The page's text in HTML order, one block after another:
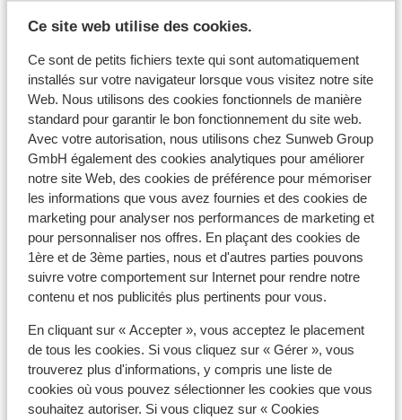
Ce site web utilise des cookies.
Ce sont de petits fichiers texte qui sont automatiquement
installés sur votre navigateur lorsque vous visitez notre site
Web. Nous utilisons des cookies fonctionnels de manière
standard pour garantir le bon fonctionnement du site web.
Avec votre autorisation, nous utilisons chez Sunweb Group
GmbH également des cookies analytiques pour améliorer
notre site Web, des cookies de préférence pour mémoriser
les informations que vous avez fournies et des cookies de
marketing pour analyser nos performances de marketing et
pour personnaliser nos offres. En plaçant des cookies de
1ère et de 3ème parties, nous et d'autres parties pouvons
suivre votre comportement sur Internet pour rendre notre
contenu et nos publicités plus pertinents pour vous.
En cliquant sur « Accepter », vous acceptez le placement
de tous les cookies. Si vous cliquez sur « Gérer », vous
trouverez plus d'informations, y compris une liste de
cookies où vous pouvez sélectionner les cookies que vous
souhaitez autoriser. Si vous cliquez sur « Cookies
Hotel Au Chamois d'Or
Hôtel Daria-I Nor
Hôtel Le Castillan
Village Club du Soleil Oz en Oisans
Residence le Claret I & II
Résidence Prestige Phoenix A
Chalet Marguerite
Appart'hôtel Prestige Odalys l'Eclose